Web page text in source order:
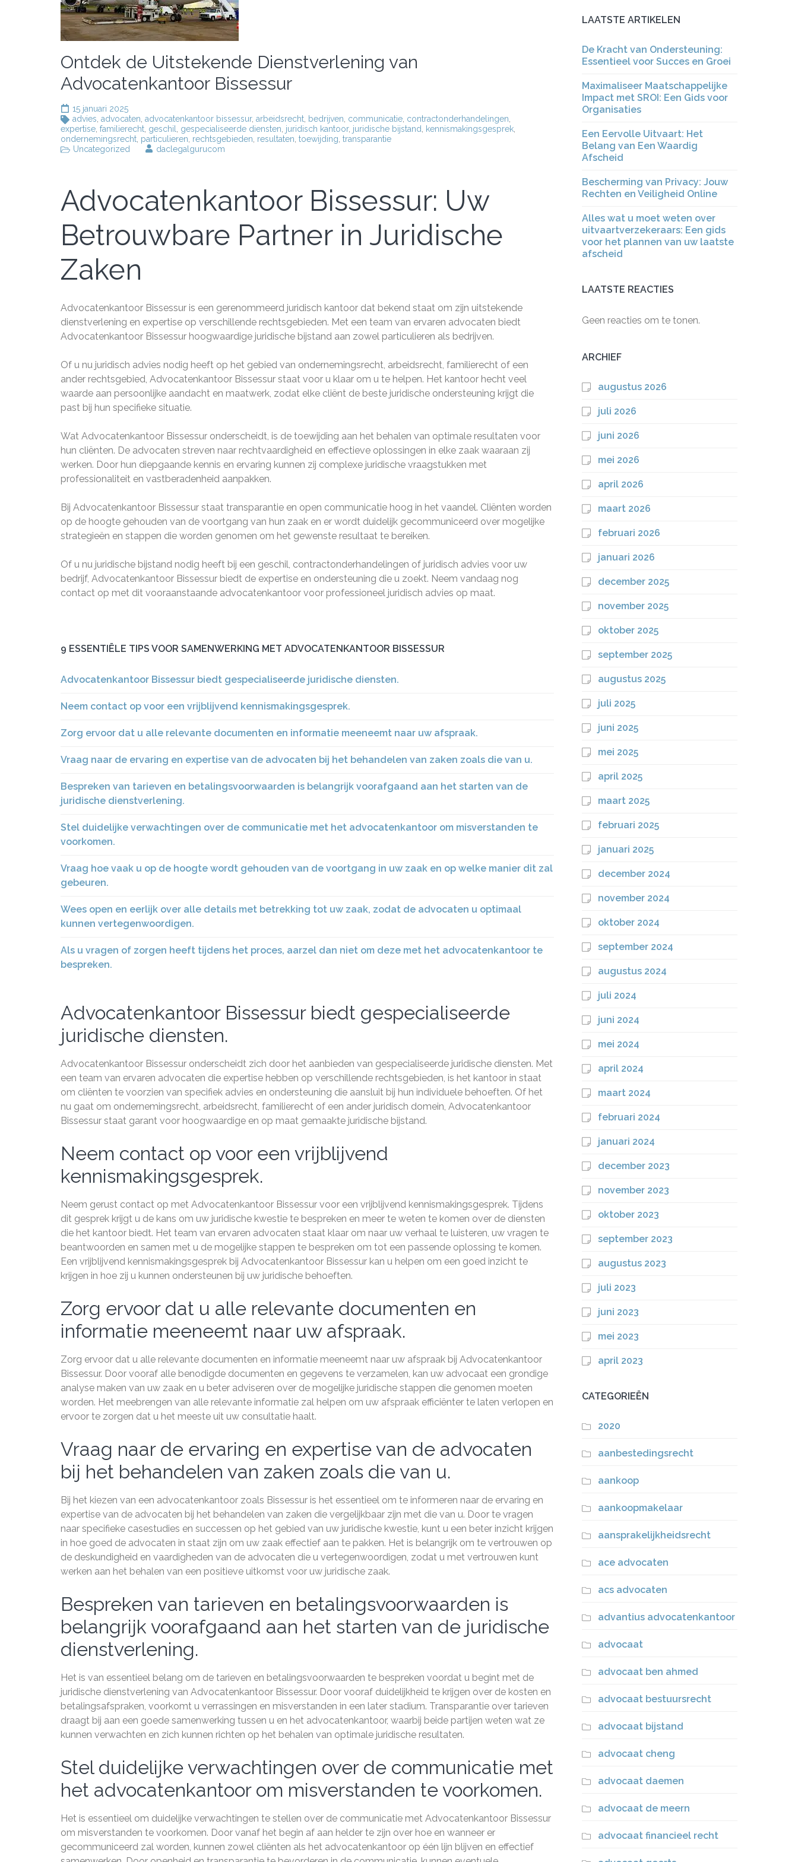
Ontdek de Uitstekende Dienstverlening van
Advocatenkantoor Bissessur
15 januari 2025
advies advocaten advocatenkantoor bissessur, arbeidsrecht bedrijven communicatie contractonderhandelingen
expertise familierecht geschil gespecialiseerde diensten juridisch kantoor, juridische bijstand kennismakingsgesprek
ondernemingsrecht particulieren rechtsgebieden resultaten toewijding transparantie
Uncategorized
daclegalgurucom
Advocatenkantoor Bissessur: Uw
Betrouwbare Partner in Juridische
Zaken
Advocatenkantoor Bissessur is een gerenommeerd juridisch kantoor dat bekend staat om zijn uitstekende
dienstverlening en expertise op verschillende rechtsgebieden. Met een team van ervaren advocaten biedt
Advocatenkantoor Bissessur hoogwaardige juridische bijstand aan zowel particulieren als bedrijven.
Of u nu juridisch advies nodig heeft op het gebied van ondernemingsrecht, arbeidsrecht, familierecht of een
ander rechtsgebied, Advocatenkantoor Bissessur staat voor u klaar om u te helpen. Het kantoor hecht veel
waarde aan persoonlijke aandacht en maatwerk, zodat elke cliënt de beste juridische ondersteuning krijgt die
past bij hun specifieke situatie.
Wat Advocatenkantoor Bissessur onderscheidt, is de toewijding aan het behalen van optimale resultaten voor
hun cliënten. De advocaten streven naar rechtvaardigheid en effectieve oplossingen in elke zaak waaraan zij
werken. Door hun diepgaande kennis en ervaring kunnen zij complexe juridische vraagstukken met
professionaliteit en vastberadenheid aanpakken.
Bij Advocatenkantoor Bissessur staat transparantie en open communicatie hoog in het vaandel. Cliënten worden
op de hoogte gehouden van de voortgang van hun zaak en er wordt duidelijk gecommuniceerd over mogelijke
strategieën en stappen die worden genomen om het gewenste resultaat te bereiken.
Of u nu juridische bijstand nodig heeft bij een geschil, contractonderhandelingen of juridisch advies voor uw
bedrijf, Advocatenkantoor Bissessur biedt de expertise en ondersteuning die u zoekt. Neem vandaag nog
contact op met dit vooraanstaande advocatenkantoor voor professioneel juridisch advies op maat.
9 ESSENTIËLE TIPS VOOR SAMENWERKING MET ADVOCATENKANTOOR BISSESSUR
Advocatenkantoor Bissessur biedt gespecialiseerde juridische diensten.
Neem contact op voor een vrijblijvend kennismakingsgesprek.
Zorg ervoor dat u alle relevante documenten en informatie meeneemt naar uw afspraak.
Vraag naar de ervaring en expertise van de advocaten bij het behandelen van zaken zoals die van u.
Bespreken van tarieven en betalingsvoorwaarden is belangrijk voorafgaand aan het starten van de
juridische dienstverlening.
Stel duidelijke verwachtingen over de communicatie met het advocatenkantoor om misverstanden te
voorkomen.
Vraag hoe vaak u op de hoogte wordt gehouden van de voortgang in uw zaak en op welke manier dit zal
gebeuren.
Wees open en eerlijk over alle details met betrekking tot uw zaak, zodat de advocaten u optimaal
kunnen vertegenwoordigen.
Als u vragen of zorgen heeft tijdens het proces, aarzel dan niet om deze met het advocatenkantoor te
bespreken.
Advocatenkantoor Bissessur biedt gespecialiseerde
juridische diensten.
Advocatenkantoor Bissessur onderscheidt zich door het aanbieden van gespecialiseerde juridische diensten. Met
een team van ervaren advocaten die expertise hebben op verschillende rechtsgebieden, is het kantoor in staat
om cliënten te voorzien van specifiek advies en ondersteuning die aansluit bij hun individuele behoeften. Of het
nu gaat om ondernemingsrecht, arbeidsrecht, familierecht of een ander juridisch domein, Advocatenkantoor
Bissessur staat garant voor hoogwaardige en op maat gemaakte juridische bijstand.
Neem contact op voor een vrijblijvend
kennismakingsgesprek.
Neem gerust contact op met Advocatenkantoor Bissessur voor een vrijblijvend kennismakingsgesprek. Tijdens
dit gesprek krijgt u de kans om uw juridische kwestie te bespreken en meer te weten te komen over de diensten
die het kantoor biedt. Het team van ervaren advocaten staat klaar om naar uw verhaal te luisteren, uw vragen te
beantwoorden en samen met u de mogelijke stappen te bespreken om tot een passende oplossing te komen.
Een vrijblijvend kennismakingsgesprek bij Advocatenkantoor Bissessur kan u helpen om een goed inzicht te
krijgen in hoe zij u kunnen ondersteunen bij uw juridische behoeften.
Zorg ervoor dat u alle relevante documenten en
informatie meeneemt naar uw afspraak.
Zorg ervoor dat u alle relevante documenten en informatie meeneemt naar uw afspraak bij Advocatenkantoor
Bissessur. Door vooraf alle benodigde documenten en gegevens te verzamelen, kan uw advocaat een grondige
analyse maken van uw zaak en u beter adviseren over de mogelijke juridische stappen die genomen moeten
worden. Het meebrengen van alle relevante informatie zal helpen om uw afspraak efficiënter te laten verlopen en
ervoor te zorgen dat u het meeste uit uw consultatie haalt.
Vraag naar de ervaring en expertise van de advocaten
bij het behandelen van zaken zoals die van u.
Bij het kiezen van een advocatenkantoor zoals Bissessur is het essentieel om te informeren naar de ervaring en
expertise van de advocaten bij het behandelen van zaken die vergelijkbaar zijn met die van u. Door te vragen
naar specifieke casestudies en successen op het gebied van uw juridische kwestie, kunt u een beter inzicht krijgen
in hoe goed de advocaten in staat zijn om uw zaak effectief aan te pakken. Het is belangrijk om te vertrouwen op
de deskundigheid en vaardigheden van de advocaten die u vertegenwoordigen, zodat u met vertrouwen kunt
werken aan het behalen van een positieve uitkomst voor uw juridische zaak.
Bespreken van tarieven en betalingsvoorwaarden is
belangrijk voorafgaand aan het starten van de juridische
dienstverlening.
Het is van essentieel belang om de tarieven en betalingsvoorwaarden te bespreken voordat u begint met de
juridische dienstverlening van Advocatenkantoor Bissessur. Door vooraf duidelijkheid te krijgen over de kosten en
betalingsafspraken, voorkomt u verrassingen en misverstanden in een later stadium. Transparantie over tarieven
draagt bij aan een goede samenwerking tussen u en het advocatenkantoor, waarbij beide partijen weten wat ze
kunnen verwachten en zich kunnen richten op het behalen van optimale juridische resultaten.
Stel duidelijke verwachtingen over de communicatie met
het advocatenkantoor om misverstanden te voorkomen.
Het is essentieel om duidelijke verwachtingen te stellen over de communicatie met Advocatenkantoor Bissessur
om misverstanden te voorkomen. Door vanaf het begin af aan helder te zijn over hoe en wanneer er
gecommuniceerd zal worden, kunnen zowel cliënten als het advocatenkantoor op één lijn blijven en effectief
LAATSTE ARTIKELEN
De Kracht van Ondersteuning:
Essentieel voor Succes en Groei
Maximaliseer Maatschappelijke
Impact met SROI: Een Gids voor
Organisaties
Een Eervolle Uitvaart: Het
Belang van Een Waardig
Afscheid
Bescherming van Privacy: Jouw
Rechten en Veiligheid Online
Alles wat u moet weten over
uitvaartverzekeraars: Een gids
voor het plannen van uw laatste
afscheid
LAATSTE REACTIES
Geen reacties om te tonen.
ARCHIEF
augustus 2026
juli 2026
juni 2026
mei 2026
april 2026
maart 2026
februari 2026
januari 2026
december 2025
november 2025
oktober 2025
september 2025
augustus 2025
juli 2025
juni 2025
mei 2025
april 2025
maart 2025
februari 2025
januari 2025
december 2024
november 2024
oktober 2024
september 2024
augustus 2024
juli 2024
juni 2024
mei 2024
april 2024
maart 2024
februari 2024
januari 2024
december 2023
november 2023
oktober 2023
september 2023
augustus 2023
juli 2023
juni 2023
mei 2023
april 2023
CATEGORIEËN
2020
aanbestedingsrecht
aankoop
aankoopmakelaar
aansprakelijkheidsrecht
ace advocaten
acs advocaten
advantius advocatenkantoor
advocaat
advocaat ben ahmed
advocaat bestuursrecht
advocaat bijstand
advocaat cheng
advocaat daemen
advocaat de meern
advocaat financieel recht